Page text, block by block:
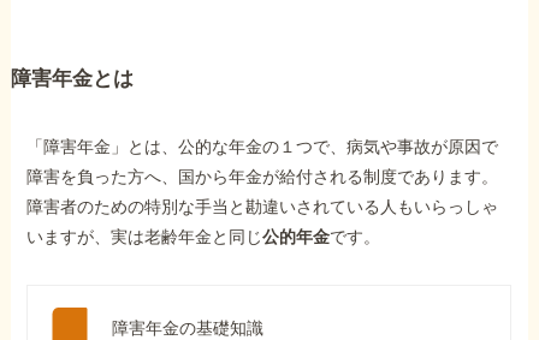
障害年金とは
「障害年金」とは、公的な年金の１つで、病気や事故が原因で
障害を負った方へ、国から年金が給付される制度であります。
障害者のための特別な手当と勘違いされている人もいらっしゃ
いますが、実は老齢年金と同じ公的年金です。
障害年金の基礎知識